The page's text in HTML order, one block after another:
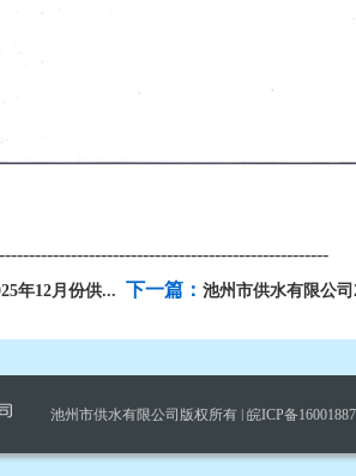
年12月份供... 下一篇： 池州市供水有限公司
池州市供水有限公司版权所有 | 皖ICP备